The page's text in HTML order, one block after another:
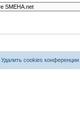
Удалить cookies конференции